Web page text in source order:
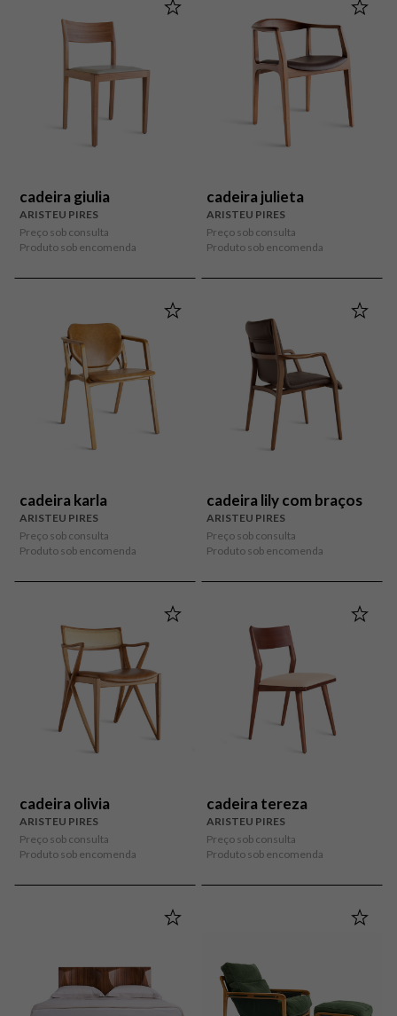
cadeira giulia
ARISTEU PIRES
Preço sob consulta
Produto sob encomenda
cadeira julieta
ARISTEU PIRES
Preço sob consulta
Produto sob encomenda
cadeira karla
ARISTEU PIRES
Preço sob consulta
Produto sob encomenda
cadeira lily com braços
ARISTEU PIRES
Preço sob consulta
Produto sob encomenda
cadeira olivia
ARISTEU PIRES
Preço sob consulta
Produto sob encomenda
cadeira tereza
ARISTEU PIRES
Preço sob consulta
Produto sob encomenda